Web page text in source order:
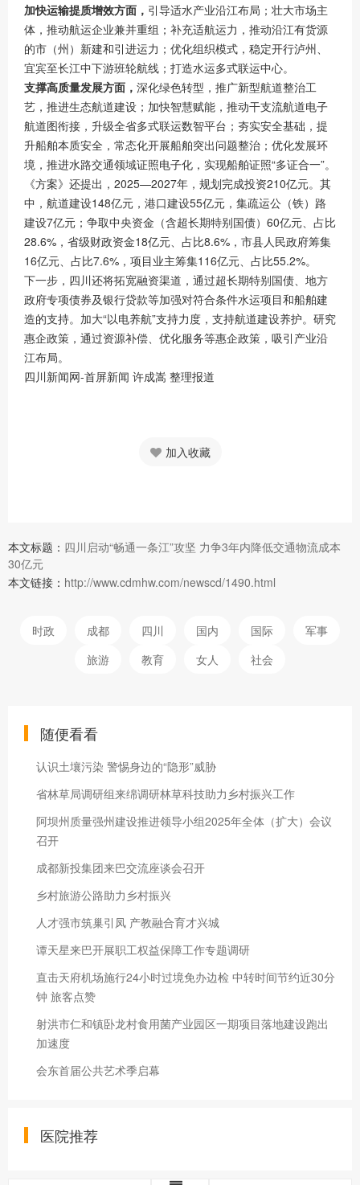
加快运输提质增效方面， 引导适水产业沿江布局；壮大市场主
体，推动航运企业兼并重组；补充适航运力，推动沿江有货源
的市（州）新建和引进运力；优化组织模式，稳定开行泸州、
宜宾至长江中下游班轮航线；打造水运多式联运中心。
支撑高质量发展方面， 深化绿色转型，推广新型航道整治工
艺，推进生态航道建设；加快智慧赋能，推动干支流航道电子
航道图衔接，升级全省多式联运数智平台；夯实安全基础，提
升船舶本质安全，常态化开展船舶突出问题整治；优化发展环
境，推进水路交通领域证照电子化，实现船舶证照“多证合一”。
《方案》还提出，2025—2027年，规划完成投资210亿元。其
中，航道建设148亿元，港口建设55亿元，集疏运公（铁）路
建设7亿元；争取中央资金（含超长期特别国债）60亿元、占比
28.6%，省级财政资金18亿元、占比8.6%，市县人民政府筹集
16亿元、占比7.6%，项目业主筹集116亿元、占比55.2%。
下一步，四川还将拓宽融资渠道，通过超长期特别国债、地方
政府专项债券及银行贷款等加强对符合条件水运项目和船舶建
造的支持。加大“以电养航”支持力度，支持航道建设养护。研究
惠企政策，通过资源补偿、优化服务等惠企政策，吸引产业沿
江布局。
四川新闻网-首屏新闻 许成嵩 整理报道
加入收藏
本文标题： 四川启动“畅通一条江”攻坚 力争3年内降低交通物流成本
30亿元
本文链接： http://www.cdmhw.com/newscd/1490.html
时政 成都 四川 国内 国际
军事
旅游
教育 女人 社会
随便看看
认识土壤污染 警惕身边的“隐形”威胁
省林草局调研组来绵调研林草科技助力乡村振兴工作
阿坝州质量强州建设推进领导小组2025年全体（扩大）会议
召开
成都新投集团来巴交流座谈会召开
乡村旅游公路助力乡村振兴
人才强市筑巢引凤 产教融合育才兴城
谭天星来巴开展职工权益保障工作专题调研
直击天府机场施行24小时过境免办边检 中转时间节约近30分
钟 旅客点赞
射洪市仁和镇卧龙村食用菌产业园区一期项目落地建设跑出
加速度
会东首届公共艺术季启幕
医院推荐